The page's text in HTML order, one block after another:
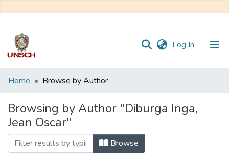
Log In (current)
Communities
Collections
All of DSpace
Home Browse by Author
Browsing by Author "Diburga Inga,
Jean Oscar"
Browse